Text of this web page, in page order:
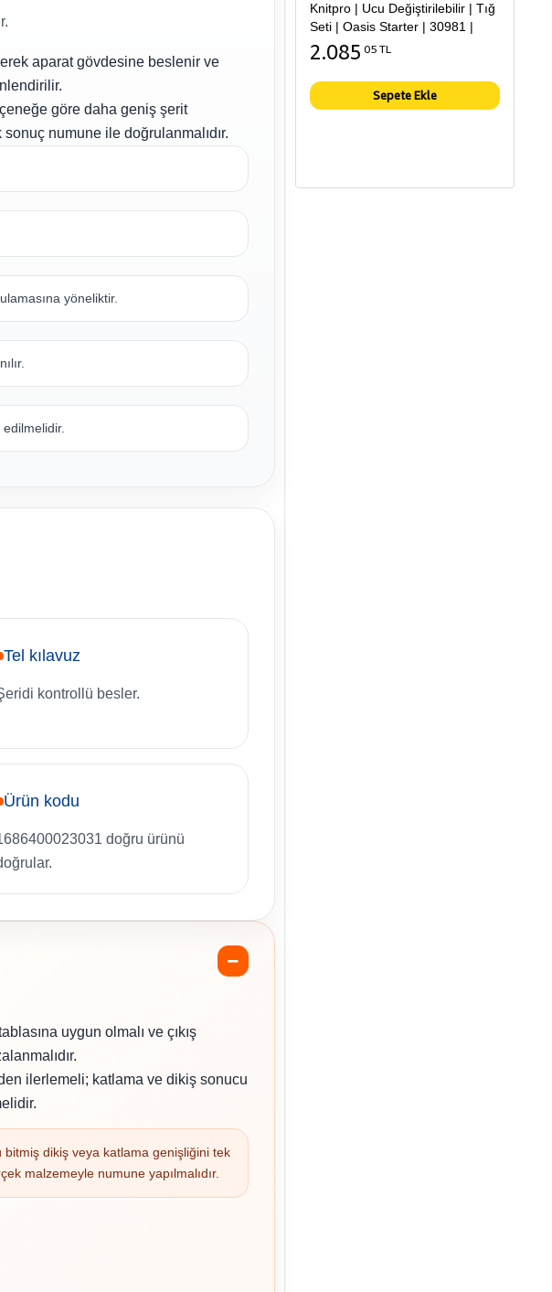
aparat gövdesine beslenir ve
göre daha geniş şerit
numune ile doğrulanmalıdır.
yöneliktir.
edilmelidir.
Tel kılavuz
kontrollü besler.
Ürün kodu
doğru ürünü
uygun olmalı ve çıkış
ilerlemeli; katlama ve dikiş sonucu
bitmiş dikiş veya katlama genişliğini tek
malzemeyle numune yapılmalıdır.
Knitpro | Ucu Değiştirilebilir | Tığ
Seti | Oasis Starter | 30981 |
2.085 05 TL
Sepete Ekle